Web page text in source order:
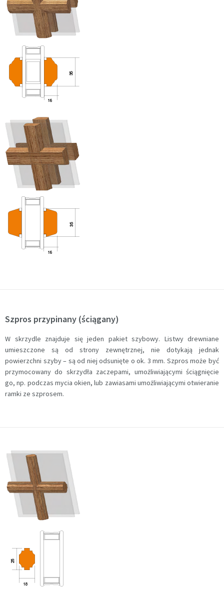
Szpros przypinany (ściągany)
W skrzydle znajduje się jeden pakiet szybowy. Listwy drewniane
umieszczone są od strony zewnętrznej, nie dotykają jednak
powierzchni szyby – są od niej odsunięte o ok. 3 mm. Szpros może być
przymocowany do skrzydła zaczepami, umożliwiającymi ściągnięcie
go, np. podczas mycia okien, lub zawiasami umożliwiającymi otwieranie
ramki ze szprosem.